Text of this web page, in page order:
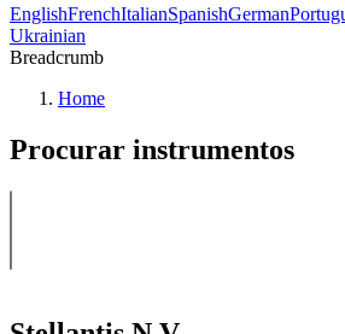
EnglishFrenchItalianSpanishGerman
Ukrainian
Breadcrumb
Home
Procurar instrumentos